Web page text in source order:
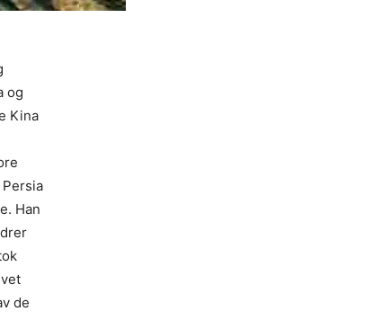
og
Kina
Han
de